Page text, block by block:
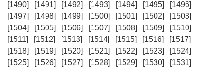
[1490]
[1491] [1492] [1493] [1494] [1495]
[1496]
[1497]
[1498] [1499] [1500] [1501] [1502]
[1503]
[1504]
[1505] [1506] [1507] [1508] [1509]
[1510]
[1511]
[1512] [1513] [1514] [1515] [1516]
[1517]
[1518]
[1519] [1520] [1521] [1522] [1523]
[1524]
[1525]
[1526] [1527] [1528] [1529] [1530]
[1531]